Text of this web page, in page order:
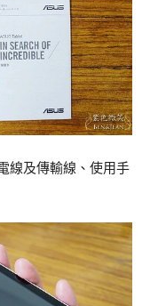
線及傳輸線、使用手